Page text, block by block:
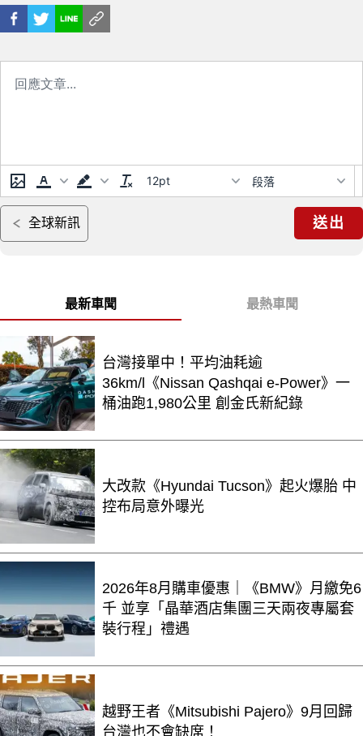
12pt 段落
全球新訊 送出
最新車聞 最熱車聞
台灣接單中！平均油耗逾
36km/l《Nissan Qashqai e-Power》一
桶油跑1,980公里 創金氏新紀錄
大改款《Hyundai Tucson》起火爆胎 中
控布局意外曝光
2026年8月購車優惠｜《BMW》月繳免6
千 並享「晶華酒店集團三天兩夜專屬套
裝行程」禮遇
越野王者《Mitsubishi Pajero》9月回歸
台灣也不會缺席！